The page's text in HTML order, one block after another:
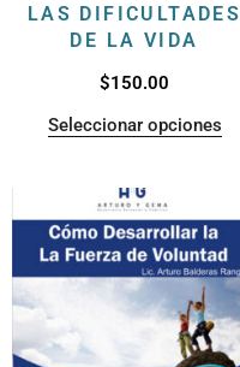
LAS DIFICULTADES
DE LA VIDA
$150.00
Seleccionar opciones